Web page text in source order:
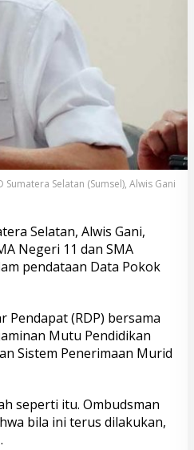
Sumatera Selatan (Sumsel), Alwis Gani
Selatan, Alwis Gani,
Negeri 11 dan SMA
pendataan Data Pokok
Pendapat (RDP) bersama
Mutu Pendidikan
Sistem Penerimaan Murid
seperti itu. Ombudsman
bila ini terus dilakukan,